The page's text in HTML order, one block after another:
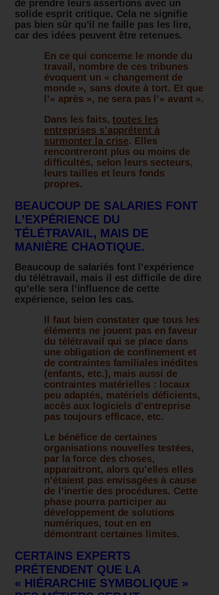
de prendre leurs assertions avec un
solide esprit critique. Cela ne signifie
pas bien sûr qu’il ne faille pas les lire,
car des idées peuvent être retenues.
En ce qui concerne le monde du
travail, nombre de ces tribunes
évoquent un « changement de
monde », sans doute à tort. Et que
l’« après », ne sera pas l’« avant ».
Dans les faits,toutes les
entreprises s’apprêtent à
surmonter la crise. Elles
rencontreront plus ou moins de
difficultés, selon leurs secteurs,
leurs tailles et leurs fonds
propres.
BEAUCOUP DE SALARIES FONT
L’EXPÉRIENCE DU
TÉLÉTRAVAIL, MAIS DE
MANIÈRE CHAOTIQUE.
Beaucoup de salariés font l’expérience
du télétravail, mais il est difficile de dire
qu’elle sera l’influence de cette
expérience, selon les cas.
Il faut bien constater que tous les
éléments ne jouent pas en faveur
du télétravail qui se place dans
une obligation de confinement et
de contraintes familiales inédites
(enfants, etc.), mais aussi de
contraintes matérielles : locaux
peu adaptés, matériels déficients,
accès aux logiciels d’entreprise
pas toujours efficace, etc.
Le bénéfice de certaines
organisations nouvelles testées,
par la force des choses,
apparaitront, alors qu’elles elles
n’étaient pas envisagées à cause
de l’inertie des procédures. Cette
phase pourra participer au
développement de solutions
numériques, tout en en
démontrant certaines limites.
CERTAINS EXPERTS
PRÉTENDENT QUE LA
« HIÉRARCHIE SYMBOLIQUE »